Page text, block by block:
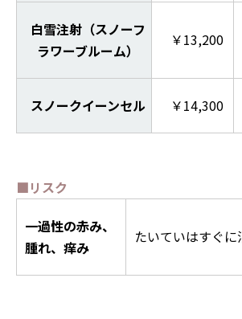
白雪注射（スノーフ
ラワーブルーム）
￥13,200
スノークイーンセル ￥14,300
■リスク
一過性の赤み、
腫れ、痒み
たいていはすぐに